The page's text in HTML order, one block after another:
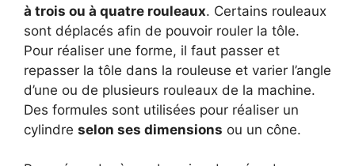
à trois ou à quatre rouleaux. Certains rouleaux
sont déplacés afin de pouvoir rouler la tôle.
Pour réaliser une forme, il faut passer et
repasser la tôle dans la rouleuse et varier l’angle
d’une ou de plusieurs rouleaux de la machine.
Des formules sont utilisées pour réaliser un
cylindre selon ses dimensions ou un cône.